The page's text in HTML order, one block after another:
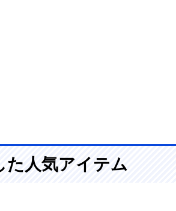
た人気アイテム